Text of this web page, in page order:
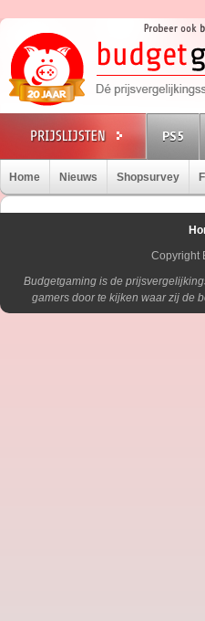
PS5
Home Nieuws Shopsurvey
Copyright
Budgetgaming is de
gamers door te kijken waar zij de